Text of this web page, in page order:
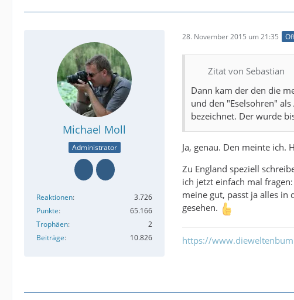
Michael Moll
Administrator
Reaktionen
3.726
Punkte
65.166
Trophäen
2
Beiträge
10.826
28. November 2015 um 21:35
Zitat von Sebastian
Dann kam der den die
und den "Eselsohren"
bezeichnet. Der wurde
Ja, genau. Den meinte ich.
Zu England speziell
ich jetzt einfach mal
meine gut, passt ja alles in
gesehen.
https://